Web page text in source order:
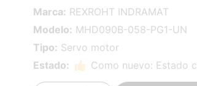
Marca: REXROHT INDRAMAT
Modelo: MHD090B-058-PG1-UN
Tipo: Servo motor
Estado:
Como nuevo: Estado